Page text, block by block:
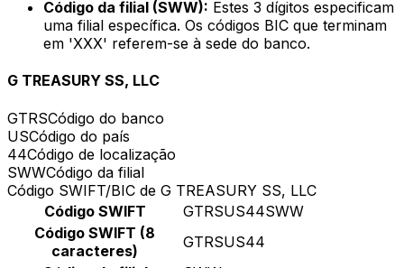
Código da filial (SWW): Estes 3 dígitos especificam
uma filial específica. Os códigos BIC que terminam
em 'XXX' referem-se à sede do banco.
G TREASURY SS, LLC
GTRSCódigo do banco
USCódigo do país
44Código de localização
SWWCódigo da filial
Código SWIFT/BIC de G TREASURY SS, LLC
Código SWIFT
GTRSUS44SWW
Código SWIFT (8
caracteres)
GTRSUS44